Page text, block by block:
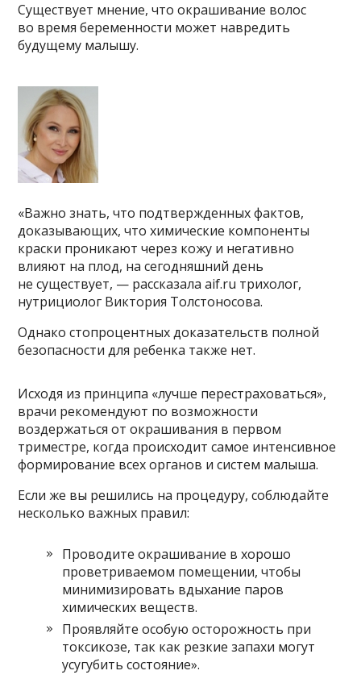
Существует мнение, что окрашивание волос
во время беременности может навредить
будущему малышу.
«Важно знать, что подтвержденных фактов,
доказывающих, что химические компоненты
краски проникают через кожу и негативно
влияют на плод, на сегодняшний день
не существует, — рассказала aif.ru трихолог,
нутрициолог Виктория Толстоносова.
Однако стопроцентных доказательств полной
безопасности для ребенка также нет.
Исходя из принципа «лучше перестраховаться»,
врачи рекомендуют по возможности
воздержаться от окрашивания в первом
триместре, когда происходит самое интенсивное
формирование всех органов и систем малыша.
Если же вы решились на процедуру, соблюдайте
несколько важных правил:
Проводите окрашивание в хорошо
проветриваемом помещении, чтобы
минимизировать вдыхание паров
химических веществ.
Проявляйте особую осторожность при
токсикозе, так как резкие запахи могут
усугубить состояние».